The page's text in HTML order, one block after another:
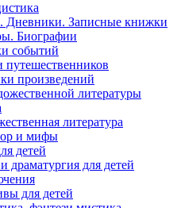
Дневники. Записные книжки
Биографии
событий
путешественников
произведений
литературы
литература
и мифы
детей
драматургия для детей
для детей